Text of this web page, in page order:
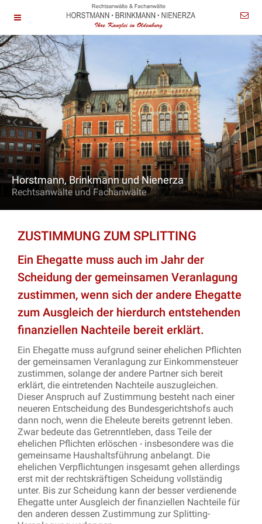
Horstmann, Brinkmann und Nienerza
Rechtsanwälte und Fachanwälte
ZUSTIMMUNG ZUM SPLITTING
Ein Ehegatte muss auch im Jahr der
Scheidung der gemeinsamen Veranlagung
zustimmen, wenn sich der andere Ehegatte
zum Ausgleich der hierdurch entstehenden
finanziellen Nachteile bereit erklärt.
Ein Ehegatte muss aufgrund seiner ehelichen Pflichten
der gemeinsamen Veranlagung zur Einkommensteuer
zustimmen, solange der andere Partner sich bereit
erklärt, die eintretenden Nachteile auszugleichen.
Dieser Anspruch auf Zustimmung besteht nach einer
neueren Entscheidung des Bundesgerichtshofs auch
dann noch, wenn die Eheleute bereits getrennt leben.
Zwar bedeute das Getrenntleben, dass Teile der
ehelichen Pflichten erlöschen - insbesondere was die
gemeinsame Haushaltsführung anbelangt. Die
ehelichen Verpflichtungen insgesamt gehen allerdings
erst mit der rechtskräftigen Scheidung vollständig
unter. Bis zur Scheidung kann der besser verdienende
Ehegatte unter Ausgleich der finanziellen Nachteile für
den anderen dessen Zustimmung zur Splitting-